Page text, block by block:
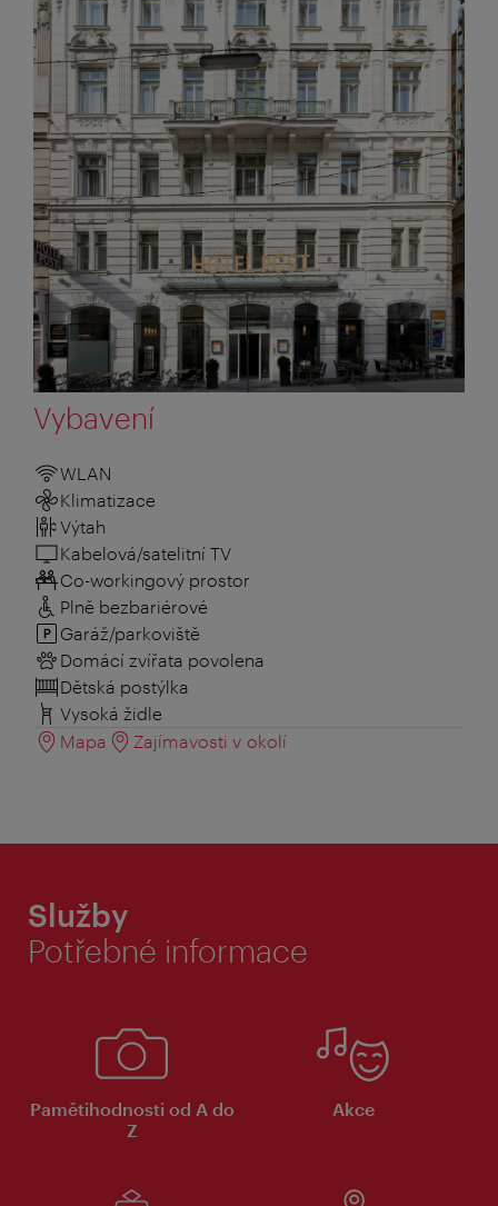
Vybavení
WLAN
Klimatizace
Výtah
Kabelová/satelitní TV
Co-workingový prostor
Plně bezbariérové
Garáž/parkoviště
Domácí zvířata povolena
Dětská postýlka
Vysoká židle
Mapa
Zajímavosti v okolí
Služby
Potřebné informace
Pamětihodnosti od A do
Z
Akce